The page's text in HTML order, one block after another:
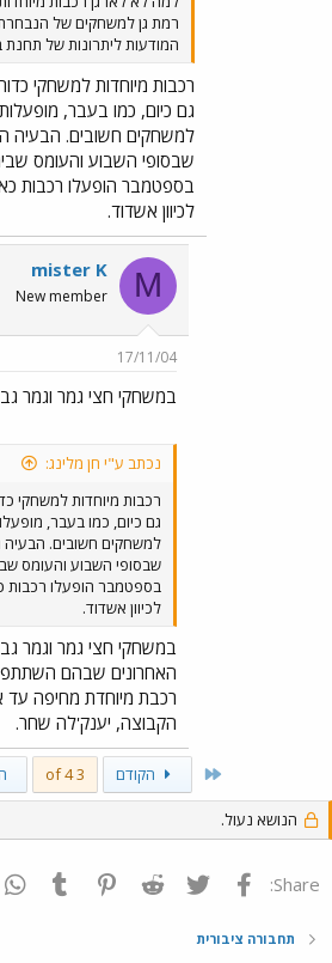
רמת גן למשחקים של
המודעות ליתרונות של תחנת
רכבות מיוחדות למשחקי
גם כיום, כמו בעבר,
למשחקים חשובים. הבעיה
בספטמבר הופעלו רכבות
לכיוון אשדוד.
M
mister K
New member
17/11/04
במשחקי חצי גמר וגמר
נכתב ע"י חן מלינג:
רכבות מיוחדות למשחקי
גם כיום, כמו בעבר,
למשחקים חשובים.
בספטמבר הופעלו רכבות
לכיוון אשדוד.
במשחקי חצי גמר וגמר
האחרונים שבהם
רכבת מיוחדת מחיפה עד
הקבוצה, יענק'לה שחר.
First הקודם 3 of 4
הנושא נעול.
Share: פייסבוק Twitter
Reddit
Pinterest
Tumblr
תחבורה ציבורית